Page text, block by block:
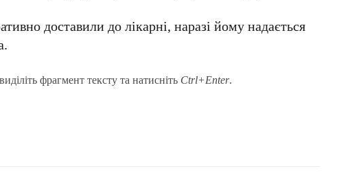
доставили до лікарні, наразі йому надається
фрагмент тексту та натисніть Ctrl+Enter.